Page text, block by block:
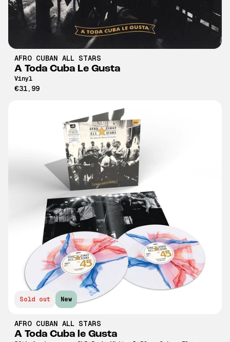
AFRO CUBAN ALL STARS
A Toda Cuba Le Gusta
Vinyl
€31,99
Sold out New
AFRO CUBAN ALL STARS
A Toda Cuba le Gusta